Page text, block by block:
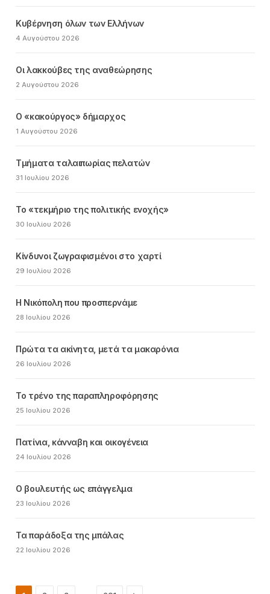
Κυβέρνηση όλων των Ελλήνων
4 Αυγούστου 2026
Οι λακκούβες της αναθεώρησης
2 Αυγούστου 2026
Ο «κακούργος» δήμαρχος
1 Αυγούστου 2026
Τμήματα ταλαιπωρίας πελατών
31 Ιουλίου 2026
Το «τεκμήριο της πολιτικής ενοχής»
30 Ιουλίου 2026
Κίνδυνοι ζωγραφισμένοι στο χαρτί
29 Ιουλίου 2026
Η Νικόπολη που προσπερνάμε
28 Ιουλίου 2026
Πρώτα τα ακίνητα, μετά τα μακαρόνια
26 Ιουλίου 2026
Το τρένο της παραπληροφόρησης
25 Ιουλίου 2026
Πατίνια, κάνναβη και οικογένεια
24 Ιουλίου 2026
Ο βουλευτής ως επάγγελμα
23 Ιουλίου 2026
Τα παράδοξα της μπάλας
22 Ιουλίου 2026